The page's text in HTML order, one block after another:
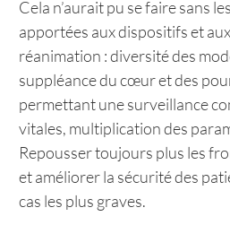
Cela n’aurait pu se faire sans
apportées aux dispositifs et
réanimation : diversité des
suppléance du cœur et des
permettant une surveillance
vitales, multiplication des
Repousser toujours plus les
et améliorer la sécurité des
cas les plus graves.